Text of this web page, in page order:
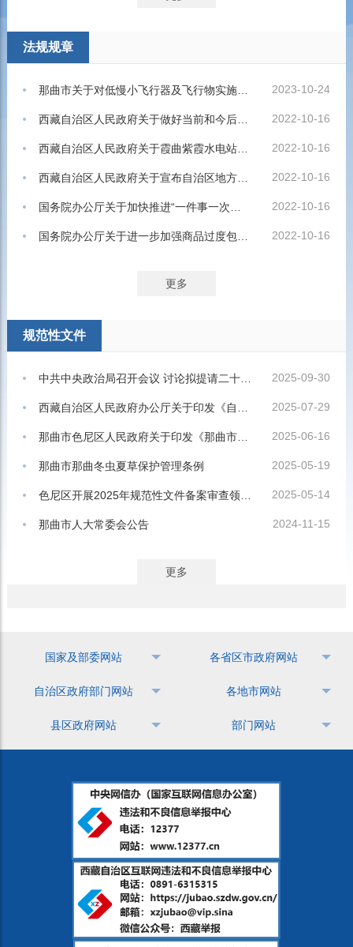
法规规章
那曲市关于对低慢小飞行器及飞行物实施管控的通告 2023-10-24
西藏自治区人民政府关于做好当前和今后一个时期促进就业工作的实施意见 2022-10-16
西藏自治区人民政府关于霞曲紫霞水电站建设征地范围内禁止新增建设项目和迁入人口的通知 2022-10-16
西藏自治区人民政府关于宣布自治区地方性法规、政府规章和规范性文件设定的证明事项保留和取消目录的决定 2022-10-16
2022-10-16
国务院办公厅关于进一步加强商品过度包装治理的通知（国务院公报2022年第27号） 2022-10-16
更多
规范性文件
中共中央政治局召开会议 讨论拟提请二十届四中全会审议的文件 中共中央总书记习近平主持会议 2025-09-30
2025-07-29
那曲市色尼区人民政府关于印发《那曲市色尼区城区范围内垃圾回收处理收费定价实施方案》的通知 2025-06-16
那曲市那曲冬虫夏草保护管理条例 2025-05-19
色尼区开展2025年规范性文件备案审查领导小组会议暨规范性文件备案审查培训会 2025-05-14
那曲市人大常委会公告 2024-11-15
更多
国家及部委网站 各省区市政府网站
自治区政府部门网站 各地市网站
县区政府网站 部门网站